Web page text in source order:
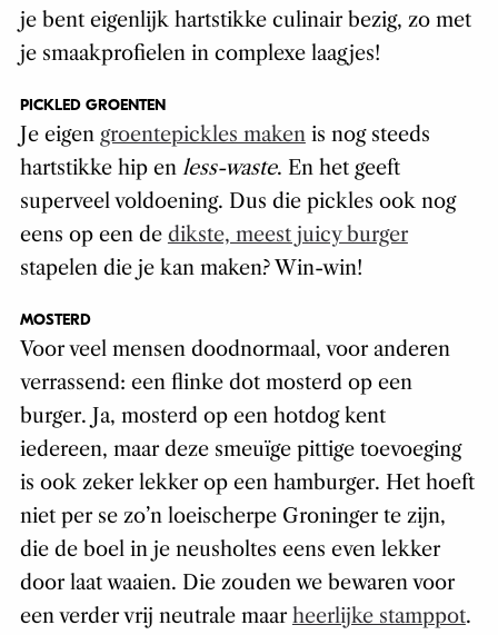
je bent eigenlijk hartstikke culinair bezig, zo met
je smaakprofielen in complexe laagjes!
PICKLED GROENTEN
Je eigen groentepickles makenis nog steeds
hartstikke hip en less-waste. En het geeft
superveel voldoening. Dus die pickles ook nog
eens op een de dikste, meest juicy burger
stapelen die je kan maken? Win-win!
MOSTERD
Voor veel mensen doodnormaal, voor anderen
verrassend: een flinke dot mosterd op een
burger. Ja, mosterd op een hotdog kent
iedereen, maar deze smeuïge pittige toevoeging
is ook zeker lekker op een hamburger. Het hoeft
niet per se zo’n loeischerpe Groninger te zijn,
die de boel in je neusholtes eens even lekker
door laat waaien. Die zouden we bewaren voor
een verder vrij neutrale maarheerlijke stamppot.